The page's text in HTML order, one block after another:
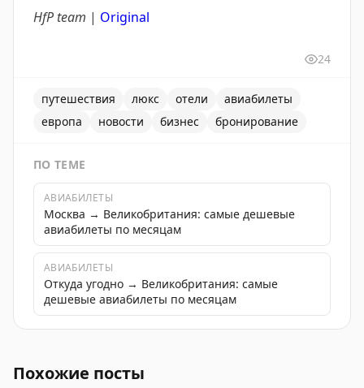
HfP team | Original
24
путешествия люкс отели
авиабилеты
европа
новости бизнес бронирование
ПО ТЕМЕ
АВИАБИЛЕТЫ
Москва → Великобритания: самые дешевые
авиабилеты по месяцам
АВИАБИЛЕТЫ
Откуда угодно → Великобритания: самые
дешевые авиабилеты по месяцам
Похожие посты